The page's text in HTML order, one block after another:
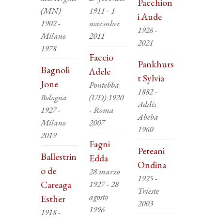
(MN)
1902 -
Milano
1978
Bagnoli
Jone
Bologna
1927 -
Milano
2019
Ballestrin
o de
Careaga
Esther
1918 -
1911 - 1
novembre
2011
Faccio
Adele
Pontebba
(UD) 1920
- Roma
2007
Fagni
Edda
28 marzo
1927 - 28
agosto
1996
i Aude
1926 -
2021
Pankhurs
t Sylvia
1882 -
Addis
Abeba
1960
Peteani
Ondina
1925 -
Trieste
2003